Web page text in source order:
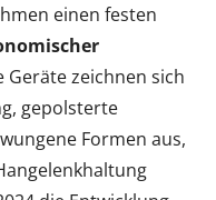
einen festen
Geräte zeichnen sich
gepolsterte
Formen aus,